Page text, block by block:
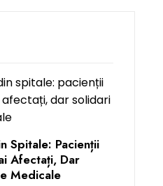
Spitale: Pacienții
Afectați, Dar
Medicale